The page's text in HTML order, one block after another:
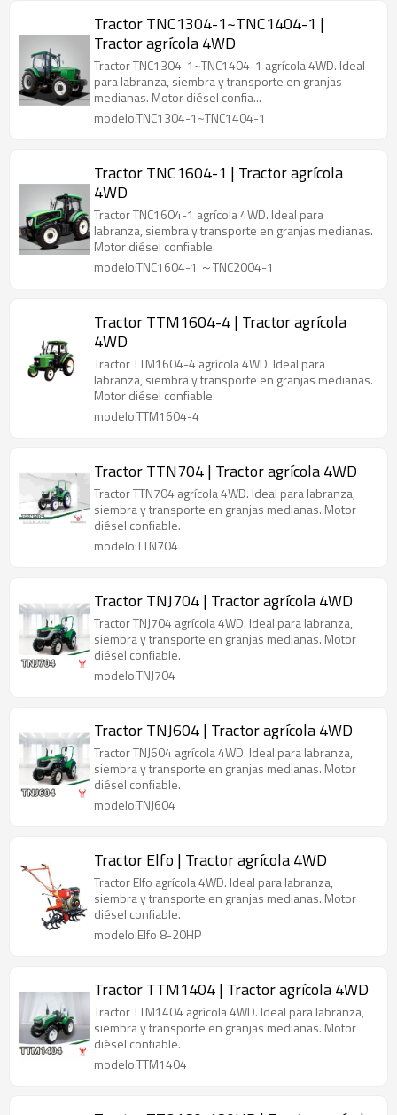
Tractor TNC1304-1~TNC1404-1 |
Tractor agrícola 4WD
Tractor TNC1304-1~TNC1404-1 agrícola 4WD. Ideal
para labranza, siembra y transporte en granjas
medianas. Motor diésel confia...
modelo:TNC1304-1~TNC1404-1
Tractor TNC1604-1 | Tractor agrícola
4WD
Tractor TNC1604-1 agrícola 4WD. Ideal para
labranza, siembra y transporte en granjas medianas.
Motor diésel confiable.
modelo:TNC1604-1 ～TNC2004-1
Tractor TTM1604-4 | Tractor agrícola
4WD
Tractor TTM1604-4 agrícola 4WD. Ideal para
labranza, siembra y transporte en granjas medianas.
Motor diésel confiable.
modelo:TTM1604-4
Tractor TTN704 | Tractor agrícola 4WD
Tractor TTN704 agrícola 4WD. Ideal para labranza,
siembra y transporte en granjas medianas. Motor
diésel confiable.
modelo:TTN704
Tractor TNJ704 | Tractor agrícola 4WD
Tractor TNJ704 agrícola 4WD. Ideal para labranza,
siembra y transporte en granjas medianas. Motor
diésel confiable.
modelo:TNJ704
Tractor TNJ604 | Tractor agrícola 4WD
Tractor TNJ604 agrícola 4WD. Ideal para labranza,
siembra y transporte en granjas medianas. Motor
diésel confiable.
modelo:TNJ604
Tractor Elfo | Tractor agrícola 4WD
Tractor Elfo agrícola 4WD. Ideal para labranza,
siembra y transporte en granjas medianas. Motor
diésel confiable.
modelo:Elfo 8-20HP
Tractor TTM1404 | Tractor agrícola 4WD
Tractor TTM1404 agrícola 4WD. Ideal para labranza,
siembra y transporte en granjas medianas. Motor
diésel confiable.
modelo:TTM1404